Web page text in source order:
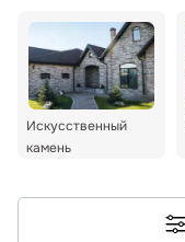
Искусственный
камень